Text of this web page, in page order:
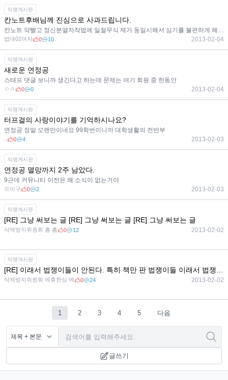
익명게시판
칸노트후배님께 진심으로 사과드립니다.
칸노트 약빨고 정신분열자작법에 일절무식 제가 동일시해서 심기를 불편하게 해드린 점 죄송합니다
법대02여자 0 10 2013-02-04
익명게시판
새로운 연정공
스태프 댓글 보니까 생긴다고 하는데 문제는 여기 회원 중 한동안
ㅇㅇ 0 0 2013-02-04
익명게시판
터프걸의 사랑이야기를 기억하시나요?
연정공 정말 오랜만이네요 99학번이니까 대학생활의 전반부
0 4 2013-02-03
익명게시판
연정공 멸망까지 2주 남았다.
9근데 커뮤니티 이전은 왜 소식이 없는거야
으이구 0 2 2013-02-03
익명게시판
[RE] 그냥 써보는 글 [RE] 그냥 써보는 글 [RE] 그냥 써보는 글
삭제방지위원회 흠 흠 0 12 2013-02-02
익명게시판
삭제방지위원회 에휴한심 에 0 24 2013-02-02
1 2 3 4 5 다음
글쓰기